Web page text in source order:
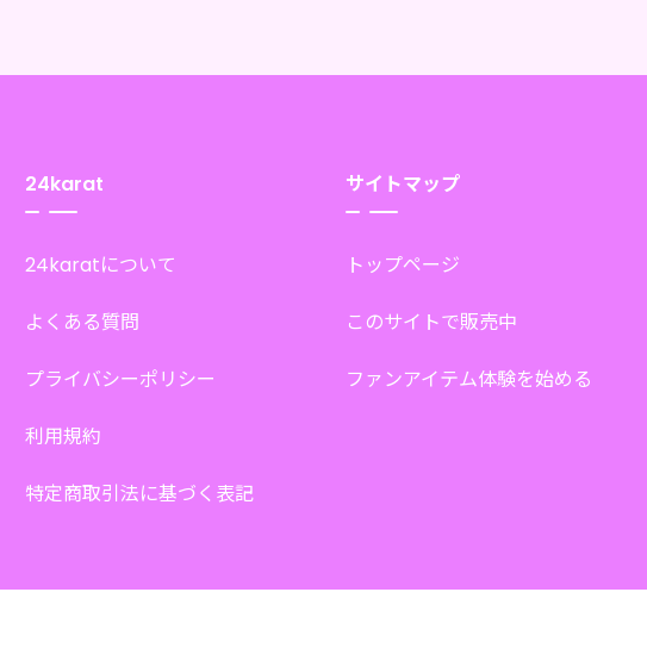
24karat
24karatについて
よくある質問
プライバシーポリシー
利用規約
特定商取引法に基づく表記
サイトマップ
トップページ
このサイトで販売中
ファンアイテム体験を始める